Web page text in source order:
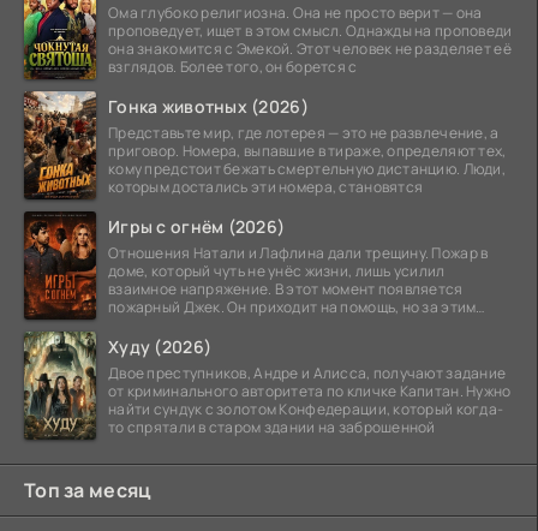
Ома глубоко религиозна. Она не просто верит — она
проповедует, ищет в этом смысл. Однажды на проповеди
она знакомится с Эмекой. Этот человек не разделяет её
взглядов. Более того, он борется с
Гонка животных (2026)
Представьте мир, где лотерея — это не развлечение, а
приговор. Номера, выпавшие в тираже, определяют тех,
кому предстоит бежать смертельную дистанцию. Люди,
которым достались эти номера, становятся
Игры с огнём (2026)
Отношения Натали и Лафлина дали трещину. Пожар в
доме, который чуть не унёс жизни, лишь усилил
взаимное напряжение. В этот момент появляется
пожарный Джек. Он приходит на помощь, но за этим
Худу (2026)
Двое преступников, Андре и Алисса, получают задание
от криминального авторитета по кличке Капитан. Нужно
найти сундук с золотом Конфедерации, который когда-
то спрятали в старом здании на заброшенной
Топ за месяц